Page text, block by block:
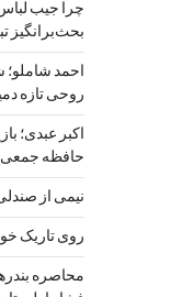
چرا جیب‌
بحث‌برانگیز
احمد
روحی تازه
اکبر عبدی؛
حافظه جمعی
نیمی از
روی تاریک
محاصره